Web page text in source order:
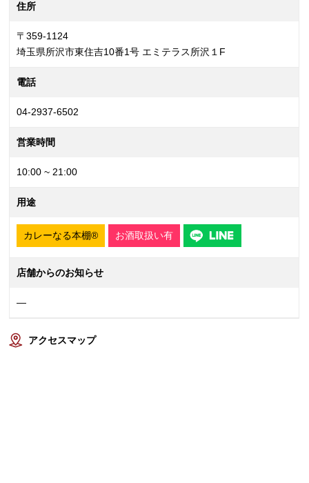
住所
〒359-1124
埼玉県所沢市東住吉10番1号 エミテラス所沢１F
電話
04-2937-6502
営業時間
10:00 ~ 21:00
用途
カレーなる本棚® お酒取扱い有
店舗からのお知らせ
—
アクセスマップ